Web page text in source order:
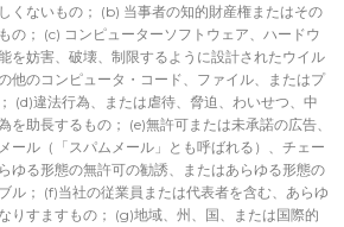
くないもの； (b) 当事者の知的財産権またはその
の； (c) コンピューターソフトウェア、ハードウ
を妨害、破壊、制限するように設計されたウイル
他のコンピュータ・コード、ファイル、またはプ
(d)違法行為、または虐待、脅迫、わいせつ、中
を助長するもの； (e)無許可または未承諾の広告、
ール（「スパムメール」とも呼ばれる）、チェー
ゆる形態の無許可の勧誘、またはあらゆる形態の
ル； (f)当社の従業員または代表者を含む、あらゆ
りすますもの； (g)地域、州、国、または国際的